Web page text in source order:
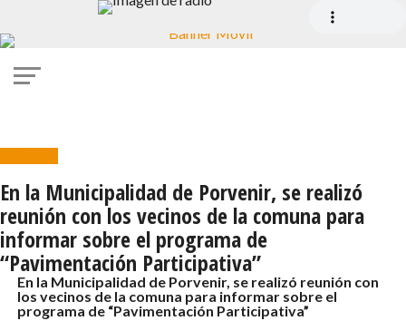
Noticias
En la Municipalidad de Porvenir, se realizó
reunión con los vecinos de la comuna para
informar sobre el programa de
“Pavimentación Participativa”
En la Municipalidad de Porvenir, se realizó reunión con
los vecinos de la comuna para informar sobre el
programa de “Pavimentación Participativa”